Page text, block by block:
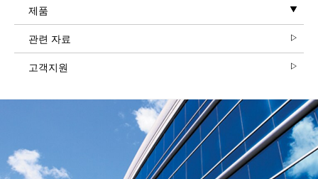
제품
관련 자료
고객지원